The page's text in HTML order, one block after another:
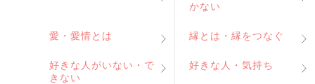
かない
愛・愛情とは 縁とは・縁をつなぐ
好きな人がいない・で
きない
好きな人・気持ち